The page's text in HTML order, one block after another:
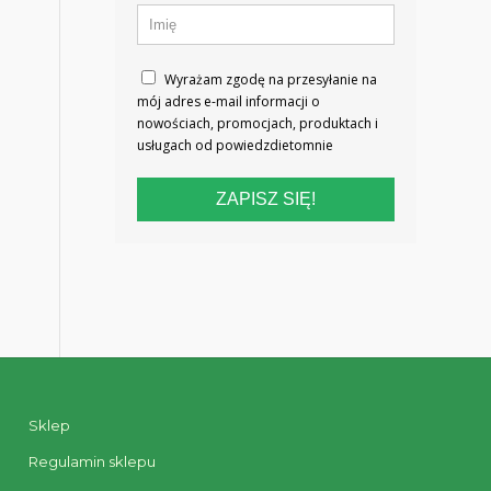
Wyrażam zgodę na przesyłanie na
mój adres e-mail informacji o
nowościach, promocjach, produktach i
usługach od powiedzdietomnie
ZAPISZ SIĘ!
Sklep
Regulamin sklepu